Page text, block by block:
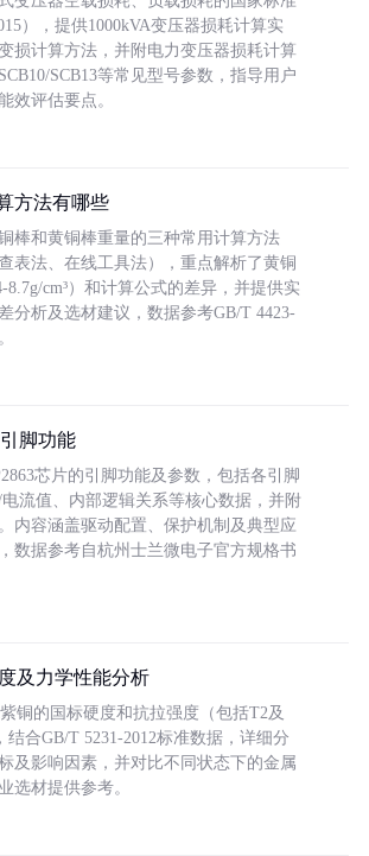
），提供1000kVA变压器损耗计算实
损计算方法，并附电力变压器损耗计算
SCB13等常见型号参数，指导用户
效评估要点。
方法有哪些
棒和黄铜棒重量的三种常用计算方法
表法、在线工具法），重点解析了黄铜
8.7g/cm³）和计算公式的差异，并提供实
分析及选材建议，数据参考GB/T 4423-
脚功能
芯片的引脚功能及参数，包括各引脚
流值、内部逻辑关系等核心数据，并附
内容涵盖驱动配置、保护机制及典型应
数据参考自杭州士兰微电子官方规格书
及力学性能分析
铜的国标硬度和抗拉强度（包括T2及
结合GB/T 5231-2012标准数据，详细分
及影响因素，并对比不同状态下的金属
选材提供参考。